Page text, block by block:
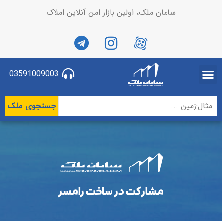
سامان ملک، اولین بازار امن آنلاین املاک
03591009003
جستجوی ملک
مشارکت در ساخت رامسر